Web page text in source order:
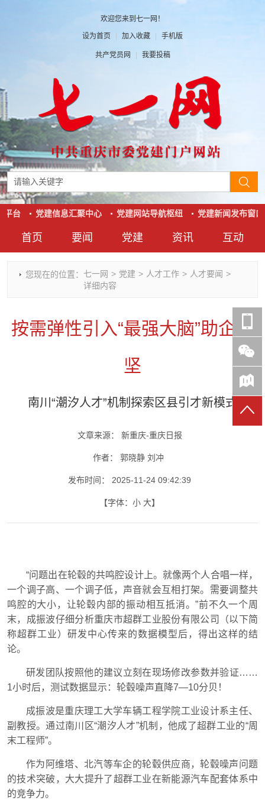
欢迎您来到七一网！
设为首页 | 加入收藏 | 手机版
共产党员网 | 我要投稿
首页 要闻
时政要闻
干部任免
理论武装
七一视角
党建
党建动态
人才工作
基层组织建设
作风建设
资讯
热点关注
党刊好文
党务知识
党史参阅
七一书院
互动
红岩评论
七一文学
党建头条微信公众号
七一号
台 党建信息汇聚中心 党建网站导航枢纽 党建新闻发布窗口
您现在的位置： 七一网 > 党建 > 人才工作 > 人才要闻 >
详细内容
按需弹性引入“最强大脑”助企攻
坚
南川“潮汐人才”机制探索区县引才新模式
文章来源： 新重庆-重庆日报
作者： 郭晓静 刘冲
发布时间： 2025-11-24 09:42:39
【字体： 小 大】
“问题出在轮毂的共鸣腔设计上。就像两个人合唱一样，
一个调子高、一个调子低，声音就会互相打架。需要调整共
鸣腔的大小，让轮毂内部的振动相互抵消。”前不久一个周
末，成振波仔细分析重庆市超群工业股份有限公司（以下简
称超群工业）研发中心传来的数据模型后，得出这样的结
论。
研发团队按照他的建议立刻在现场修改参数并验证……
1小时后，测试数据显示：轮毂噪声直降7—10分贝！
成振波是重庆理工大学车辆工程学院工业设计系主任、
副教授。通过南川区“潮汐人才”机制，他成了超群工业的“周
末工程师”。
作为阿维塔、北汽等车企的轮毂供应商，轮毂噪声问题
的技术突破，大大提升了超群工业在新能源汽车配套体系中
的竞争力。